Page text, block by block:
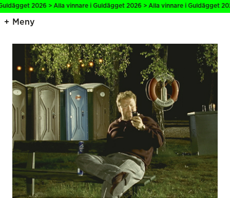
2026 > Alla vinnare i Guldägget 2026 > Alla vinnare i Guldägget
Meny